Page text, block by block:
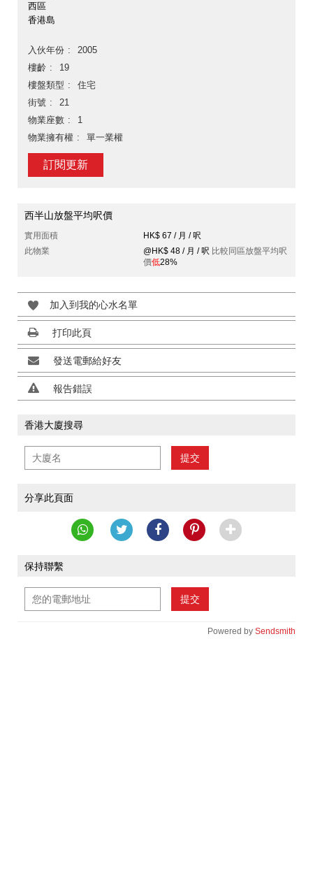
西區
香港島
入伙年份
2005
樓齡
19
樓盤類型
住宅
街號
21
物業座數
1
物業擁有權
單一業權
訂閱更新
西半山放盤平均呎價
實用面積
HK$ 67 / 月 / 呎
此物業
@HK$ 48 / 月 / 呎 比較同區放盤平均呎
價低28%
加入到我的心水名單
打印此頁
發送電郵給好友
報告錯誤
香港大廈搜尋
提交
分享此頁面
保持聯繫
提交
Powered by Sendsmith